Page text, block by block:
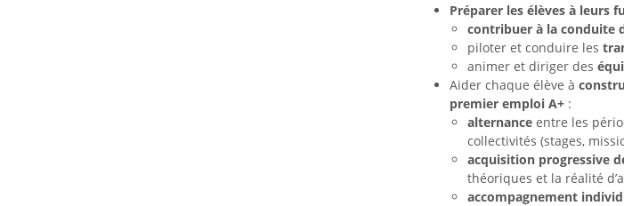
Préparer les élèves à leurs
contribuer à la conduite
piloter et conduire les
animer et diriger des
Aider chaque élève à
premier emploi A+:
alternance entre les
collectivités (stages,
acquisition progressive
théoriques et la réalité
accompagnement